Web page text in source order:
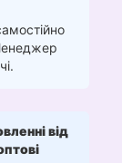
від